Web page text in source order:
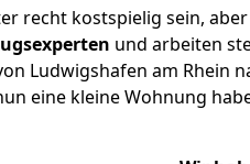
recht kostspielig sein,
und arbeiten
Ludwigshafen am Rhein
eine kleine Wohnung